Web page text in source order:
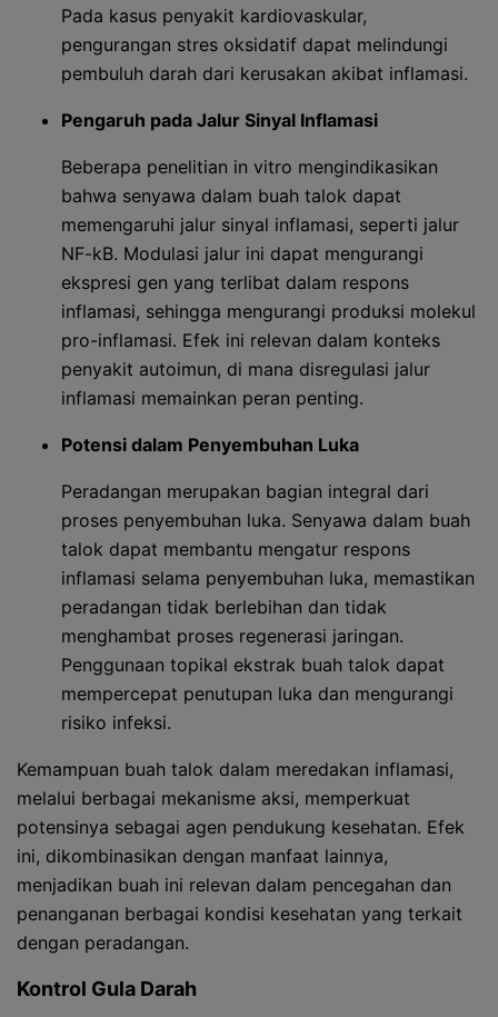
Pada kasus penyakit kardiovaskular,
pengurangan stres oksidatif dapat melindungi
pembuluh darah dari kerusakan akibat inflamasi.
Pengaruh pada Jalur Sinyal Inflamasi
Beberapa penelitian in vitro mengindikasikan
bahwa senyawa dalam buah talok dapat
memengaruhi jalur sinyal inflamasi, seperti jalur
NF-kB. Modulasi jalur ini dapat mengurangi
ekspresi gen yang terlibat dalam respons
inflamasi, sehingga mengurangi produksi molekul
pro-inflamasi. Efek ini relevan dalam konteks
penyakit autoimun, di mana disregulasi jalur
inflamasi memainkan peran penting.
Potensi dalam Penyembuhan Luka
Peradangan merupakan bagian integral dari
proses penyembuhan luka. Senyawa dalam buah
talok dapat membantu mengatur respons
inflamasi selama penyembuhan luka, memastikan
peradangan tidak berlebihan dan tidak
menghambat proses regenerasi jaringan.
Penggunaan topikal ekstrak buah talok dapat
mempercepat penutupan luka dan mengurangi
risiko infeksi.
Kemampuan buah talok dalam meredakan inflamasi,
melalui berbagai mekanisme aksi, memperkuat
potensinya sebagai agen pendukung kesehatan. Efek
ini, dikombinasikan dengan manfaat lainnya,
menjadikan buah ini relevan dalam pencegahan dan
penanganan berbagai kondisi kesehatan yang terkait
dengan peradangan.
Kontrol Gula Darah